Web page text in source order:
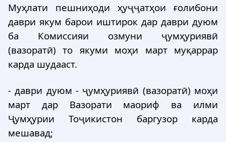
Муҳлати пешниҳоди ҳуҷҷатҳои ғолибони
даври якум барои иштирок дар даври дуюм
ба Комиссияи озмуни ҷумҳуриявӣ
(вазоратӣ) то якуми моҳи март муқаррар
карда шудааст.
- даври дуюм - ҷумҳуриявӣ (вазоратӣ) моҳи
март дар Вазорати маориф ва илми
Ҷумҳурии Тоҷикистон баргузор карда
мешавад;